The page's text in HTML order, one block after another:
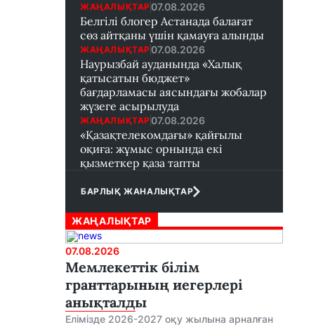
ЖАҢАЛЫҚТАР 07.08.2026
Белгілі блогер Астанада балағат
сөз айтқаны үшін қамауға алынды
ЖАҢАЛЫҚТАР 07.08.2026
Наурызбай ауданында «Халық
қатысатын бюджет»
бағдарламасы аясындағы жобалар
жүзеге асырылуда
ЖАҢАЛЫҚТАР 07.08.2026
«Қазақтелекомдағы» қайғылы
оқиға: жұмыс орнында екі
қызметкер қаза тапты
БАРЛЫҚ ЖАНАЛЫҚТАР
ЖАҢАЛЫҚТАР
07.08.2026
Мемлекеттік білім
гранттарының иегерлері
анықталды
Елімізде 2026-2027 оқу жылына арналған